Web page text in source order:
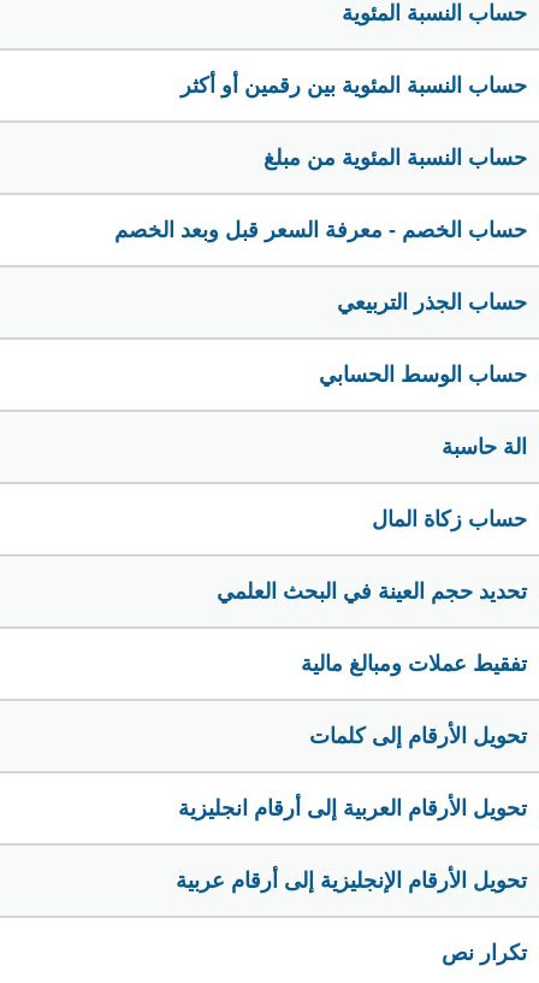
حساب النسبة المئوية
حساب النسبة المئوية بين رقمين أو أكثر
حساب النسبة المئوية من مبلغ
حساب الخصم - معرفة السعر قبل وبعد الخصم
حساب الجذر التربيعي
حساب الوسط الحسابي
الة حاسبة
حساب زكاة المال
تحديد حجم العينة في البحث العلمي
تفقيط عملات ومبالغ مالية
تحويل الأرقام إلى كلمات
تحويل الأرقام العربية إلى أرقام انجليزية
تحويل الأرقام الإنجليزية إلى أرقام عربية
تكرار نص